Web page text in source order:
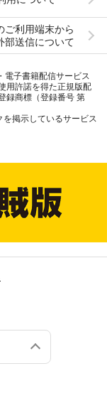
ご利用端末から
部送信について
電子書籍配信サービス
用許諾を得た正規版配
録商標（登録番号 第
掲示しているサービス